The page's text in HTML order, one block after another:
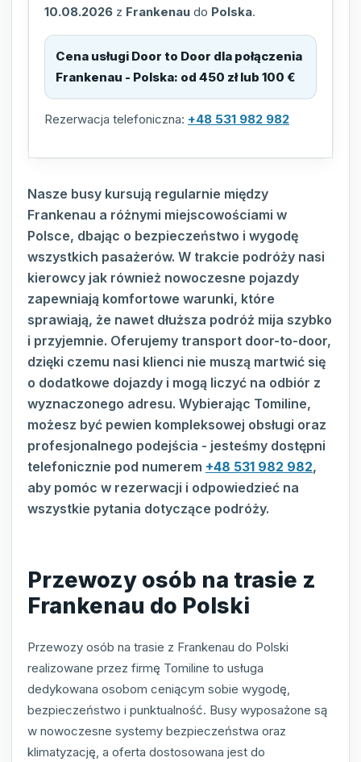
10.08.2026 z Frankenau do Polska.
Cena usługi Door to Door dla połączenia
Frankenau - Polska: od 450 zł lub 100 €
Rezerwacja telefoniczna: +48 531 982 982
Nasze busy kursują regularnie między
Frankenau a różnymi miejscowościami w
Polsce, dbając o bezpieczeństwo i wygodę
wszystkich pasażerów. W trakcie podróży nasi
kierowcy jak również nowoczesne pojazdy
zapewniają komfortowe warunki, które
sprawiają, że nawet dłuższa podróż mija szybko
i przyjemnie. Oferujemy transport door-to-door,
dzięki czemu nasi klienci nie muszą martwić się
o dodatkowe dojazdy i mogą liczyć na odbiór z
wyznaczonego adresu. Wybierając Tomiline,
możesz być pewien kompleksowej obsługi oraz
profesjonalnego podejścia - jesteśmy dostępni
telefonicznie pod numerem +48 531 982 982,
aby pomóc w rezerwacji i odpowiedzieć na
wszystkie pytania dotyczące podróży.
Przewozy osób na trasie z
Frankenau do Polski
Przewozy osób na trasie z Frankenau do Polski
realizowane przez firmę Tomiline to usługa
dedykowana osobom ceniącym sobie wygodę,
bezpieczeństwo i punktualność. Busy wyposażone są
w nowoczesne systemy bezpieczeństwa oraz
klimatyzację, a oferta dostosowana jest do